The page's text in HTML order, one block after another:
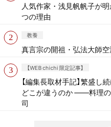
人気作家・浅見帆帆子が
つの理由
教養
真言宗の開祖・弘法大師
【WEB chichi 限定記事】
【編集長取材手記】繁盛し
どこが違うのか ——料理
司